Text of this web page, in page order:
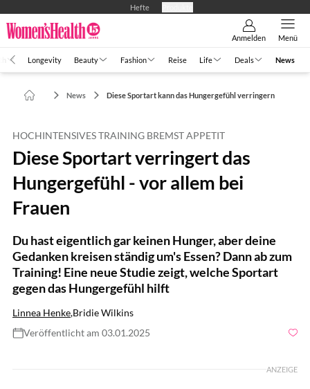
Hefte
Anmelden Menü
Longevity Beauty Fashion Reise Life Deals News
News Diese Sportart kann das Hungergefühl verringern
HOCHINTENSIVES TRAINING BREMST APPETIT
Diese Sportart verringert das
Hungergefühl - vor allem bei
Frauen
Du hast eigentlich gar keinen Hunger, aber deine
Gedanken kreisen ständig um's Essen? Dann ab zum
Training! Eine neue Studie zeigt, welche Sportart
gegen das Hungergefühl hilft
Linnea Henke,Bridie Wilkins
Veröffentlicht am 03.01.2025
ANZEIGE